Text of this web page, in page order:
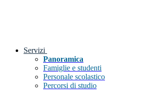
Servizi
Panoramica
Famiglie e studenti
Personale scolastico
Percorsi di studio